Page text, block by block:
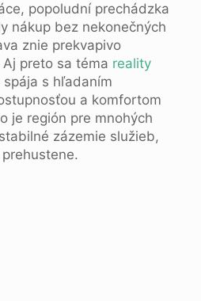
popoludní prechádzka
nákup bez nekonečných
znie prekvapivo
preto sa téma reality
spája s hľadaním
a komfortom
je región pre mnohých
zázemie služieb,